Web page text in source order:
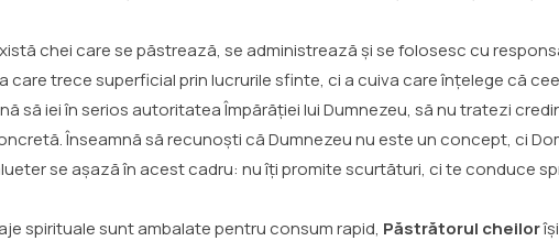
chei care se păstrează, se administrează și se folosesc cu
care trece superficial prin lucrurile sfinte, ci a cuiva care înțelege că
să iei în serios autoritatea Împărăției lui Dumnezeu, să nu tratezi
Înseamnă să recunoști că Dumnezeu nu este un concept, ci
se așază în acest cadru: nu îți promite scurtături, ci te conduce
spirituale sunt ambalate pentru consum rapid, Păstrătorul cheilor